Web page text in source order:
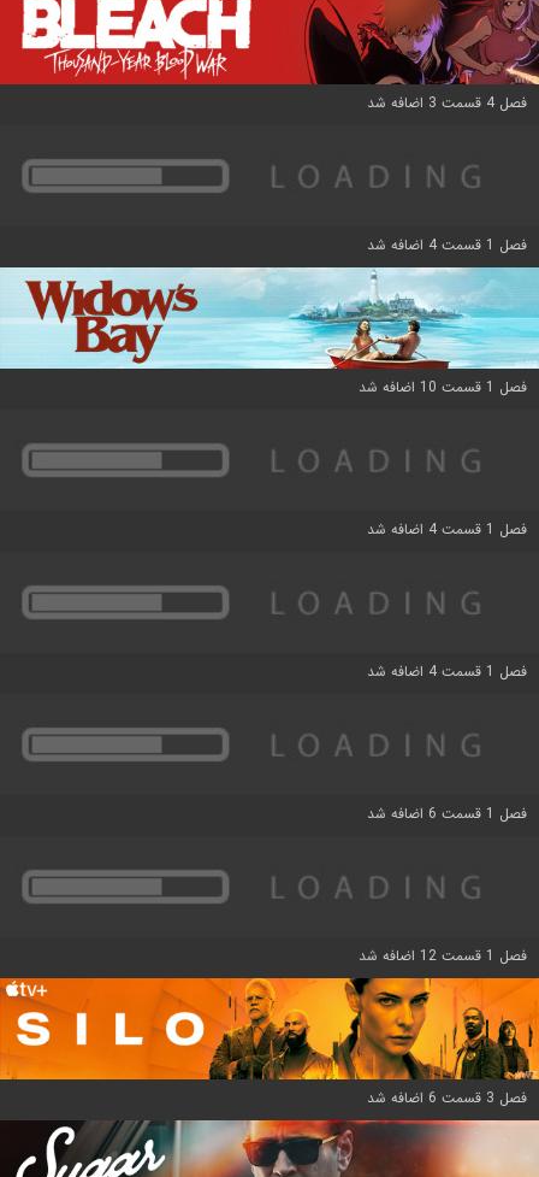
فصل 4 قسمت 3 اضافه شد
فصل 1 قسمت 4 اضافه شد
فصل 1 قسمت 10 اضافه شد
فصل 1 قسمت 4 اضافه شد
فصل 1 قسمت 4 اضافه شد
فصل 1 قسمت 6 اضافه شد
فصل 1 قسمت 12 اضافه شد
فصل 3 قسمت 6 اضافه شد